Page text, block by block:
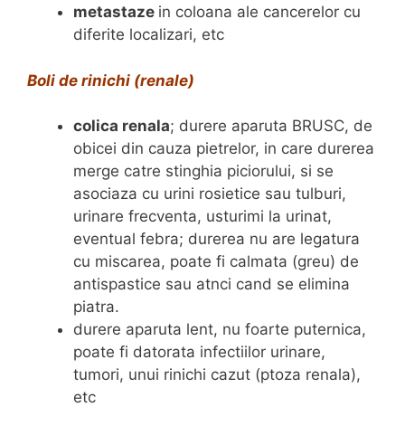
metastaze in coloana ale cancerelor cu
diferite localizari, etc
Boli de rinichi (renale)
colica renala; durere aparuta BRUSC, de
obicei din cauza pietrelor, in care durerea
merge catre stinghia piciorului, si se
asociaza cu urini rosietice sau tulburi,
urinare frecventa, usturimi la urinat,
eventual febra; durerea nu are legatura
cu miscarea, poate fi calmata (greu) de
antispastice sau atnci cand se elimina
piatra.
durere aparuta lent, nu foarte puternica,
poate fi datorata infectiilor urinare,
tumori, unui rinichi cazut (ptoza renala),
etc